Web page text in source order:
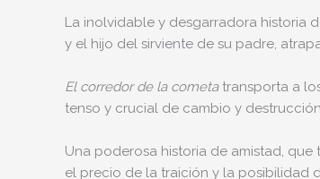
La inolvidable y desgarradora historia
y el hijo del sirviente de su padre,
El corredor de la cometatransporta a
tenso y crucial de cambio y
Una poderosa historia de amistad,
el precio de la traición y la posibilidad